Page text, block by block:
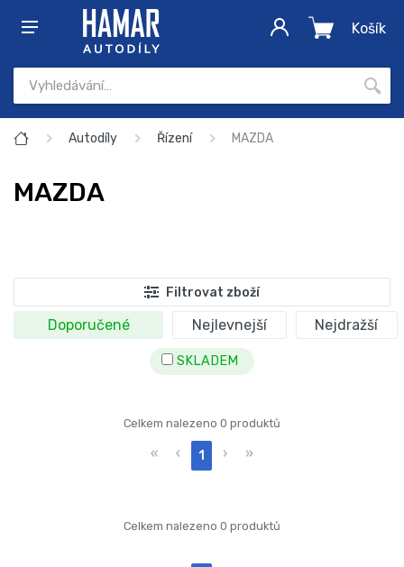
Košík
Autodíly Řízení MAZDA
MAZDA
Filtrovat zboží
Doporučené Nejlevnejší Nejdražší
SKLADEM
Celkem nalezeno 0 produktů
« ‹ 1 › »
Celkem nalezeno 0 produktů